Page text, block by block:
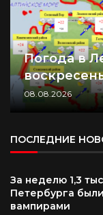
Погода в
08.08.2026
ПОСЛЕДНИЕ
За неделю 1,3
Петербурга
вампирами